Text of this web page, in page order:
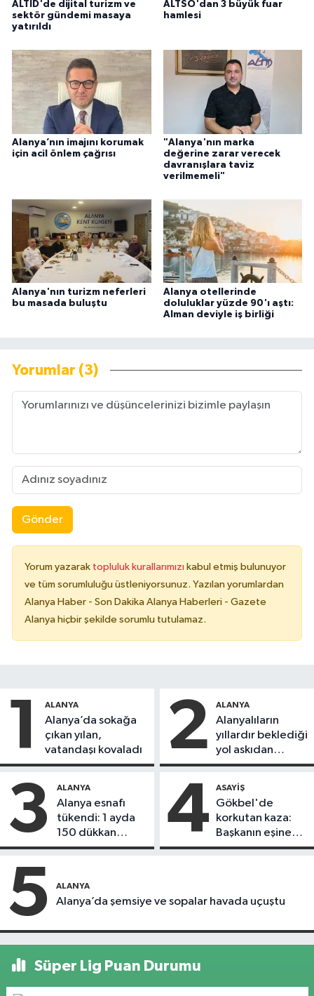
ALTİD'de dijital turizm ve
sektör gündemi masaya
yatırıldı
ALTSO'dan 3 büyük fuar
hamlesi
Alanya’nın imajını korumak
için acil önlem çağrısı
"Alanya'nın marka
değerine zarar verecek
davranışlara taviz
verilmemeli"
Alanya'nın turizm neferleri
bu masada buluştu
Alanya otellerinde
doluluklar yüzde 90'ı aştı:
Alman deviyle iş birliği
Yorumlar (3)
Gönder
Yorum yazarak topluluk kurallarımızı kabul etmiş bulunuyor
ve tüm sorumluluğu üstleniyorsunuz. Yazılan yorumlardan
Alanya Haber - Son Dakika Alanya Haberleri - Gazete
Alanya hiçbir şekilde sorumlu tutulamaz.
1 ALANYA
Alanya’da sokağa
çıkan yılan,
vatandaşı kovaladı
2 ALANYA
Alanyalıların
yıllardır beklediği
yol askıdan
döndü
3 ALANYA
Alanya esnafı
tükendi: 1 ayda
150 dükkan
kapandı
4 ASAYIŞ
Gökbel'de
korkutan kaza:
Başkanın eşine
motosiklet çarptı
5 ALANYA
Alanya’da şemsiye ve sopalar havada uçuştu
Süper Lig Puan Durumu